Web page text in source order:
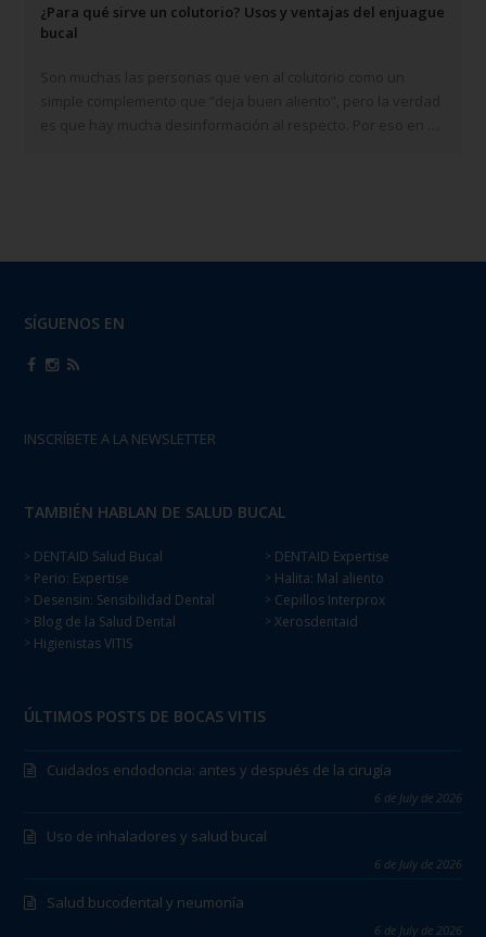
¿Para qué sirve un colutorio? Usos y ventajas del enjuague
bucal
SÍGUENOS EN
INSCRÍBETE A LA NEWSLETTER
TAMBIÉN HABLAN DE SALUD BUCAL
> DENTAID Salud Bucal
> Perio: Expertise
> Desensin: Sensibilidad Dental
> Blog de la Salud Dental
> Higienistas VITIS
> DENTAID Expertise
> Halita: Mal aliento
> Cepillos Interprox
> Xerosdentaid
ÚLTIMOS POSTS DE BOCAS VITIS
Cuidados endodoncia: antes y después de la cirugía
6 de July de 2026
Uso de inhaladores y salud bucal
6 de July de 2026
Salud bucodental y neumonía
6 de July de 2026